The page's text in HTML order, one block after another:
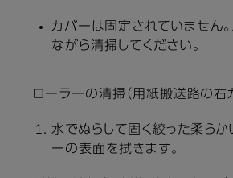
カバーは固定されていません
ながら清掃してください。
ローラーの清掃（用紙搬送路の右
水でぬらして固く絞った柔らか
ーの表面を拭きます。